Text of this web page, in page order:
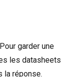
garder une
les datasheets
la réponse.